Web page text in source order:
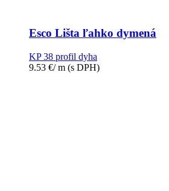
Esco Lišta ľahko dymená
KP 38 profil dyha
9.53 €/ m (s DPH)